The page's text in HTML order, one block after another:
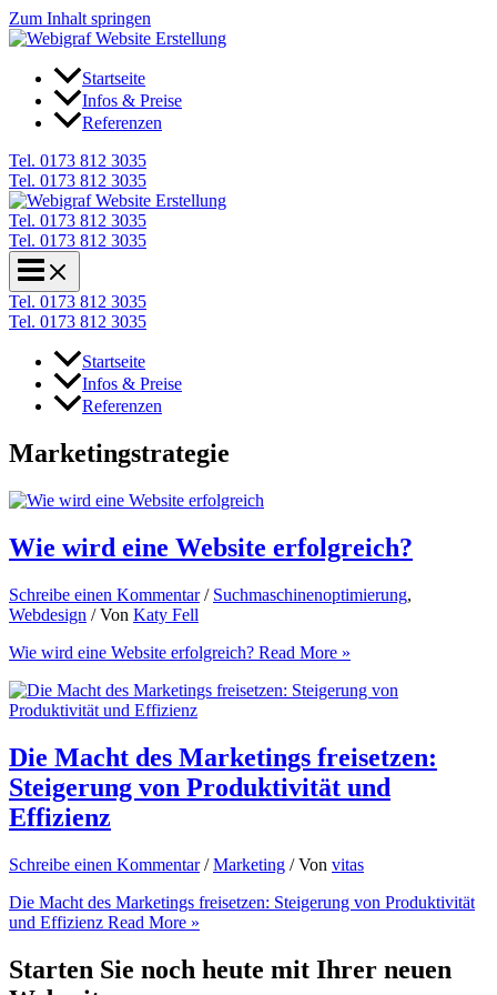
Zum Inhalt springen
Startseite
Infos & Preise
Referenzen
Tel. 0173 812 3035
Tel. 0173 812 3035
Tel. 0173 812 3035
Tel. 0173 812 3035
Tel. 0173 812 3035
Tel. 0173 812 3035
Startseite
Infos & Preise
Referenzen
Marketingstrategie
Wie wird eine Website erfolgreich?
Schreibe einen Kommentar / Suchmaschinenoptimierung,
Webdesign / Von Katy Fell
Wie wird eine Website erfolgreich? Read More »
Die Macht des Marketings freisetzen:
Steigerung von Produktivität und
Effizienz
Schreibe einen Kommentar /Marketing / Von vitas
Die Macht des Marketings freisetzen: Steigerung von Produktivität
und Effizienz Read More »
Starten Sie noch heute mit Ihrer neuen